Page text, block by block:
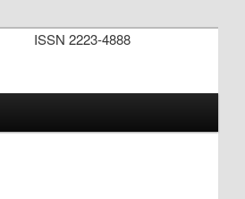
ISSN 2223-4888